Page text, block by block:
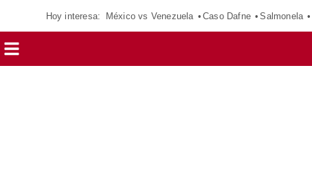
Hoy interesa: México vs Venezuela Caso Dafne Salmonela